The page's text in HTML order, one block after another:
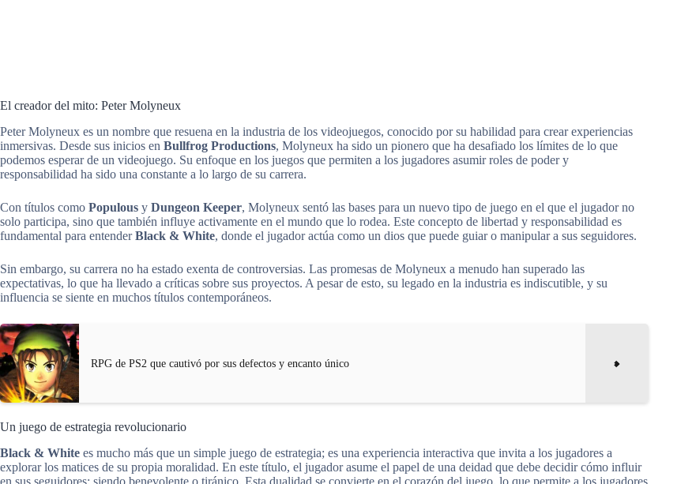
El creador del mito: Peter Molyneux
Peter Molyneux es un nombre que resuena en la industria de los videojuegos, conocido por su habilidad para crear experiencias
inmersivas. Desde sus inicios en Bullfrog Productions, Molyneux ha sido un pionero que ha desafiado los límites de lo que
podemos esperar de un videojuego. Su enfoque en los juegos que permiten a los jugadores asumir roles de poder y
responsabilidad ha sido una constante a lo largo de su carrera.
Con títulos como Populous y Dungeon Keeper, Molyneux sentó las bases para un nuevo tipo de juego en el que el jugador no
solo participa, sino que también influye activamente en el mundo que lo rodea. Este concepto de libertad y responsabilidad es
fundamental para entenderBlack & White, donde el jugador actúa como un dios que puede guiar o manipular a sus seguidores.
Sin embargo, su carrera no ha estado exenta de controversias. Las promesas de Molyneux a menudo han superado las
expectativas, lo que ha llevado a críticas sobre sus proyectos. A pesar de esto, su legado en la industria es indiscutible, y su
influencia se siente en muchos títulos contemporáneos.
RPG de PS2 que cautivó por sus defectos y encanto único
Un juego de estrategia revolucionario
Black & White es mucho más que un simple juego de estrategia; es una experiencia interactiva que invita a los jugadores a
explorar los matices de su propia moralidad. En este título, el jugador asume el papel de una deidad que debe decidir cómo influir
en sus seguidores: siendo benevolente o tiránico. Esta dualidad se convierte en el corazón del juego, lo que permite a los jugadores